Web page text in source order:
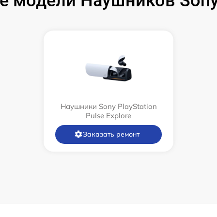
Наушники Sony PlayStation
Pulse Explore
Заказать ремонт